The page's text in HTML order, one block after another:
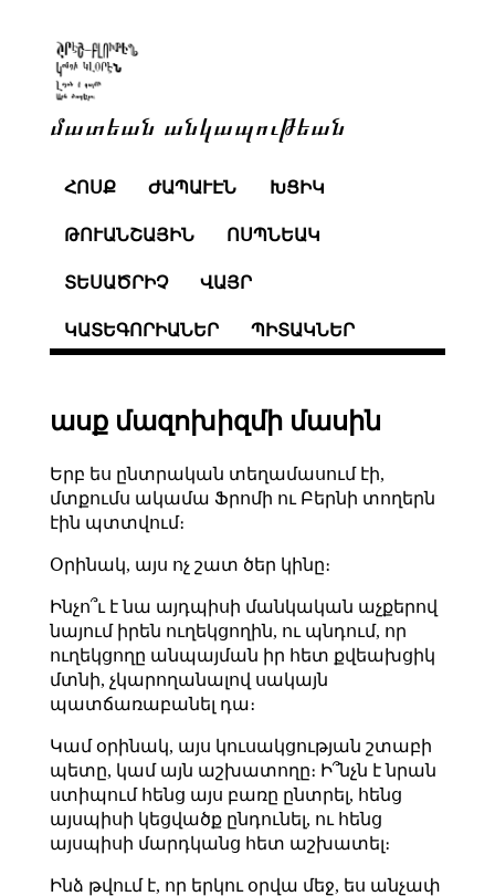
մատեան անկապութեան
ՀՈՍՔ ԺԱՊԱՒԷՆ ԽՑԻԿ
ԹՈՒԱՆՇԱՅԻՆ ՈՍՊՆԵԱԿ
ՏԵՍԱԾՐԻՉ ՎԱՅՐ
ԿԱՏԵԳՈՐԻԱՆԵՐ ՊԻՏԱԿՆԵՐ
ասք մազոխիզմի մասին
Երբ ես ընտրական տեղամասում էի,
մտքումս ակամա Ֆրոմի ու Բերնի տողերն
էին պտտվում։
Օրինակ, այս ոչ շատ ծեր կինը։
Ինչո՞ւ է նա այդպիսի մանկական աչքերով
նայում իրեն ուղեկցողին, ու պնդում, որ
ուղեկցողը անպայման իր հետ քվեախցիկ
մտնի, չկարողանալով սակայն
պատճառաբանել դա։
Կամ օրինակ, այս կուսակցության շտաբի
պետը, կամ այն աշխատողը։ Ի՞նչն է նրան
ստիպում հենց այս բառը ընտրել, հենց
այսպիսի կեցվածք ընդունել, ու հենց
այսպիսի մարդկանց հետ աշխատել։
Ինձ թվում է, որ երկու օրվա մեջ, ես անչափ